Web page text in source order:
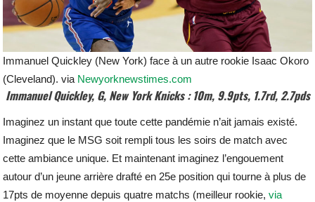
Immanuel Quickley (New York) face à un autre rookie Isaac Okoro
(Cleveland). via Newyorknewstimes.com
Immanuel Quickley, G, New York Knicks : 10m, 9.9pts, 1.7rd, 2.7pds
Imaginez un instant que toute cette pandémie n’ait jamais existé.
Imaginez que le MSG soit rempli tous les soirs de match avec
cette ambiance unique. Et maintenant imaginez l’engouement
autour d’un jeune arrière drafté en 25e position qui tourne à plus de
17pts de moyenne depuis quatre matchs (meilleur rookie,via